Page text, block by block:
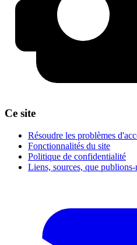
Ce site
Résoudre les problèmes
Fonctionnalités du site
Politique de confidentialité
Liens, sources, que publions-